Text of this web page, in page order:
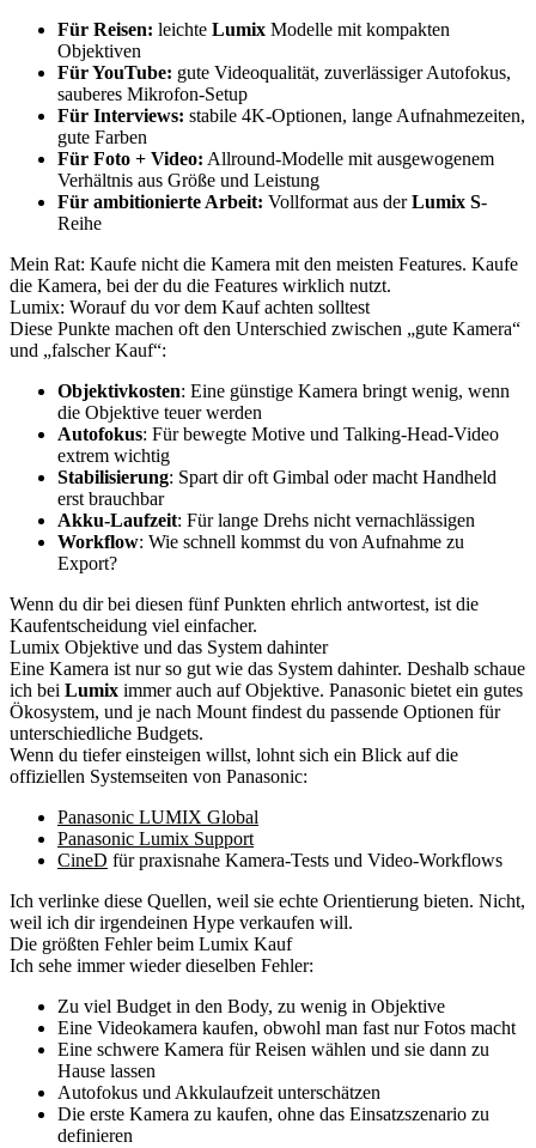
Für Reisen: leichte Lumix Modelle mit kompakten
Objektiven
Für YouTube: gute Videoqualität, zuverlässiger Autofokus,
sauberes Mikrofon-Setup
Für Interviews: stabile 4K-Optionen, lange Aufnahmezeiten,
gute Farben
Für Foto + Video: Allround-Modelle mit ausgewogenem
Verhältnis aus Größe und Leistung
Für ambitionierte Arbeit: Vollformat aus derLumix S-
Reihe
Mein Rat: Kaufe nicht die Kamera mit den meisten Features. Kaufe
die Kamera, bei der du die Features wirklich nutzt.
Lumix: Worauf du vor dem Kauf achten solltest
Diese Punkte machen oft den Unterschied zwischen „gute Kamera“
und „falscher Kauf“:
Objektivkosten: Eine günstige Kamera bringt wenig, wenn
die Objektive teuer werden
Autofokus: Für bewegte Motive und Talking-Head-Video
extrem wichtig
Stabilisierung: Spart dir oft Gimbal oder macht Handheld
erst brauchbar
Akku-Laufzeit: Für lange Drehs nicht vernachlässigen
Workflow: Wie schnell kommst du von Aufnahme zu
Export?
Wenn du dir bei diesen fünf Punkten ehrlich antwortest, ist die
Kaufentscheidung viel einfacher.
Lumix Objektive und das System dahinter
Eine Kamera ist nur so gut wie das System dahinter. Deshalb schaue
ich bei Lumix immer auch auf Objektive. Panasonic bietet ein gutes
Ökosystem, und je nach Mount findest du passende Optionen für
unterschiedliche Budgets.
Wenn du tiefer einsteigen willst, lohnt sich ein Blick auf die
offiziellen Systemseiten von Panasonic:
Panasonic LUMIX Global
Panasonic Lumix Support
CineD für praxisnahe Kamera-Tests und Video-Workflows
Ich verlinke diese Quellen, weil sie echte Orientierung bieten. Nicht,
weil ich dir irgendeinen Hype verkaufen will.
Die größten Fehler beim Lumix Kauf
Ich sehe immer wieder dieselben Fehler:
Zu viel Budget in den Body, zu wenig in Objektive
Eine Videokamera kaufen, obwohl man fast nur Fotos macht
Eine schwere Kamera für Reisen wählen und sie dann zu
Hause lassen
Autofokus und Akkulaufzeit unterschätzen
Die erste Kamera zu kaufen, ohne das Einsatzszenario zu
definieren